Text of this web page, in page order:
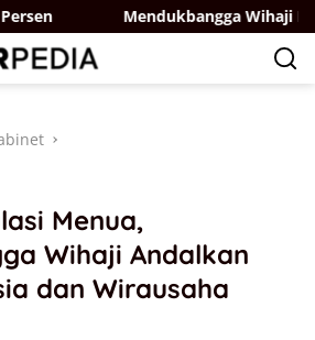
Mendukbangga Wihaji
Menua,
Wihaji Andalkan
dan Wirausaha